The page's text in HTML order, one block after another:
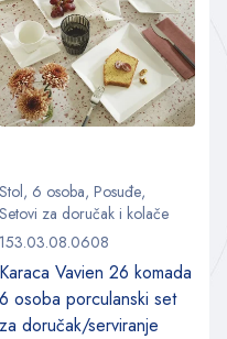
Stol, 6 osoba, Posuđe,
Setovi za doručak i kolače
153.03.08.0608
Karaca Vavien 26 komada
6 osoba porculanski set
za doručak/serviranje